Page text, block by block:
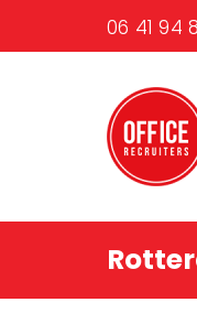
06 41 94